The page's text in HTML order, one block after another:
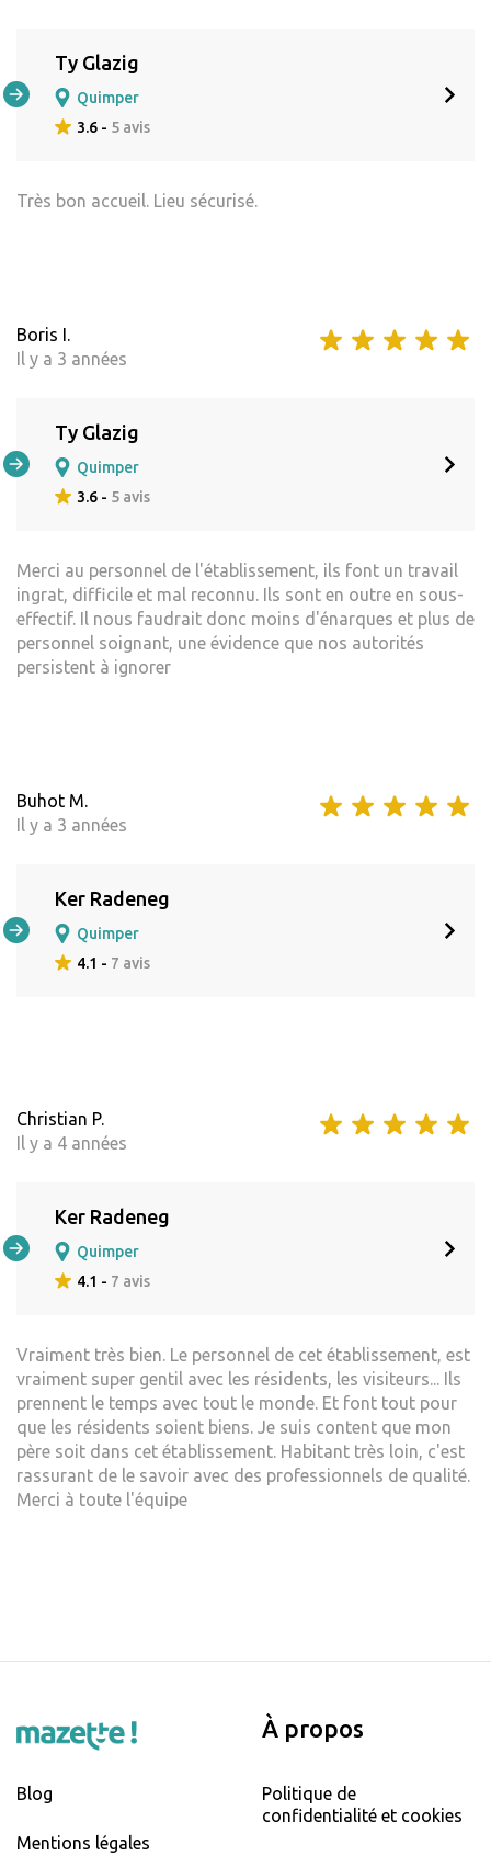
Ty Glazig
Quimper
3.6 - 5 avis
Très bon accueil. Lieu sécurisé.
Boris I.
Il y a 3 années
Ty Glazig
Quimper
3.6 - 5 avis
Merci au personnel de l'établissement, ils font un travail
ingrat, difficile et mal reconnu. Ils sont en outre en sous-
effectif. Il nous faudrait donc moins d'énarques et plus de
personnel soignant, une évidence que nos autorités
persistent à ignorer
Buhot M.
Il y a 3 années
Ker Radeneg
Quimper
4.1 - 7 avis
Christian P.
Il y a 4 années
Ker Radeneg
Quimper
4.1 - 7 avis
Vraiment très bien. Le personnel de cet établissement, est
vraiment super gentil avec les résidents, les visiteurs... Ils
prennent le temps avec tout le monde. Et font tout pour
que les résidents soient biens. Je suis content que mon
père soit dans cet établissement. Habitant très loin, c'est
rassurant de le savoir avec des professionnels de qualité.
Merci à toute l'équipe
Blog
Mentions légales
À propos
Politique de
confidentialité et cookies